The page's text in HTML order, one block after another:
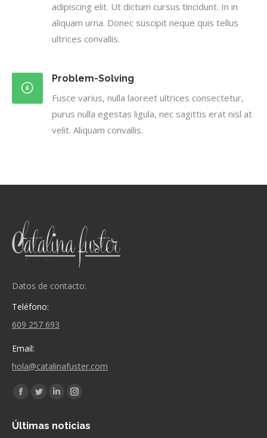
adipiscing elit. Ut dictum cursus tincidunt. In in
aliquam urna. Donec suscipit neque quis tellus
ultrices convallis.
Problem-Solving
Fusce varius, nulla laoreet ultrices consectetur,
purus nulla egestas ligula, nec sagittis erat nisl at
velit. Aliquam convallis.
Datos de contacto:
Teléfono:
609 257 693
Email:
hola@catalinafuster.com
Encuéntranos en:
Facebook
opens
Twitter
opens
Linkedin
opens
Instagram
opens
Últimas noticias